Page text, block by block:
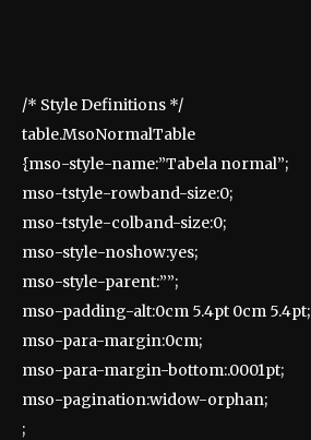
/* Style Definitions */
table.MsoNormalTable
{mso-style-name:”Tabela normal”;
mso-tstyle-rowband-size:0;
mso-tstyle-colband-size:0;
mso-style-noshow:yes;
mso-style-parent:””;
mso-padding-alt:0cm 5.4pt 0cm 5.4pt;
mso-para-margin:0cm;
mso-para-margin-bottom:.0001pt;
mso-pagination:widow-orphan;
;